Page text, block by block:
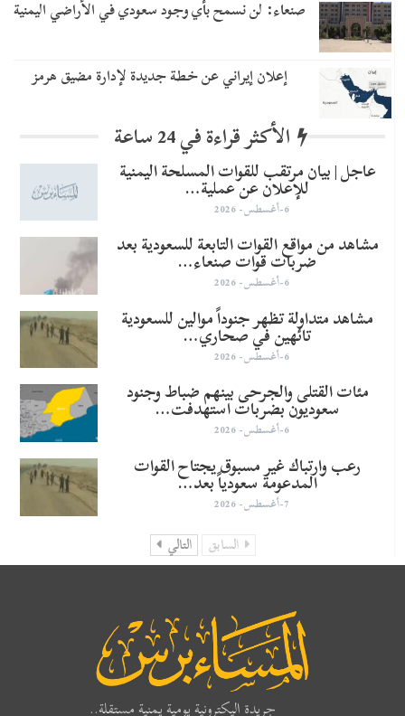
صنعاء: لن نسمح بأي وجود سعودي في الأراضي اليمنية
إعلان إيراني عن خطة جديدة لإدارة مضيق هرمز
الأكثر قراءة في 24 ساعة
عاجل | بيان مرتقب للقوات المسلحة اليمنية
للإعلان عن عملية…
6-أغسطس- 2026
مشاهد من مواقع القوات التابعة للسعودية بعد
ضربات قوات صنعاء…
6-أغسطس- 2026
مشاهد متداولة تظهر جنوداً موالين للسعودية
تائهين في صحاري…
6-أغسطس- 2026
مئات القتلى والجرحى بينهم ضباط وجنود
سعوديون بضربات استهدفت…
6-أغسطس- 2026
رعب وارتباك غير مسبوق يجتاح القوات
المدعومة سعودياً بعد…
7-أغسطس- 2026
السابق التالي
جريدة اليكترونية يومية يمنية مستقلة..